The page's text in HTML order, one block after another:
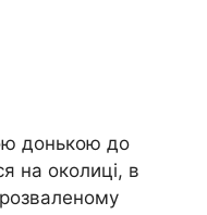
донькою до
на околиці, в